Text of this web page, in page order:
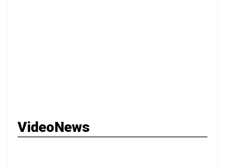
VideoNews